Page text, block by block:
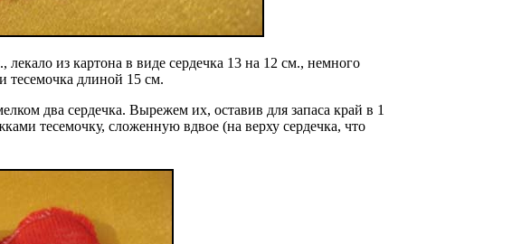
лекало из картона в виде сердечка 13 на 12 см., немного
тесемочка длиной 15 см.
два сердечка. Вырежем их, оставив для запаса край в 1
тесемочку, сложенную вдвое (на верху сердечка, что